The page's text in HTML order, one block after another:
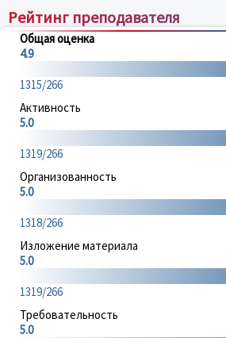
Рейтинг преподавателя
Общая оценка
4.9
1315/266
Активность
5.0
1319/266
Организованность
5.0
1318/266
Изложение материала
5.0
1319/266
Требовательность
5.0